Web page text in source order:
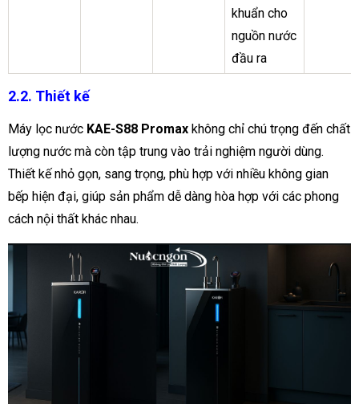
khuẩn cho
nguồn nước
đầu ra
2.2. Thiết kế
Máy lọc nước KAE-S88 Promax không chỉ chú trọng đến chất
lượng nước mà còn tập trung vào trải nghiệm người dùng.
Thiết kế nhỏ gọn, sang trọng, phù hợp với nhiều không gian
bếp hiện đại, giúp sản phẩm dễ dàng hòa hợp với các phong
cách nội thất khác nhau.